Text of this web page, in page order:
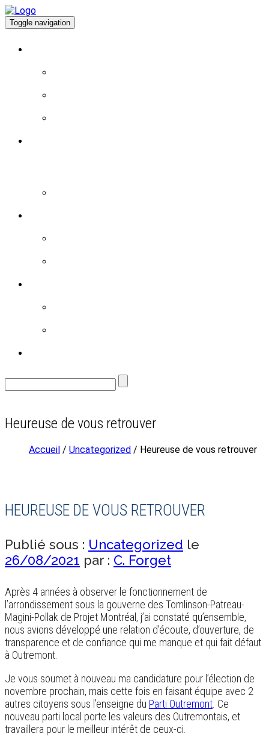
Toggle navigation
Heureuse de vous retrouver
Accueil / Uncategorized / Heureuse de vous retrouver
HEUREUSE DE VOUS RETROUVER
Publié sous : Uncategorized le
26/08/2021 par : C. Forget
Après 4 années à observer le fonctionnement de
l’arrondissement sous la gouverne des Tomlinson-Patreau-
Magini-Pollak de Projet Montréal, j’ai constaté qu’ensemble,
nous avions développé une relation d’écoute, d’ouverture, de
transparence et de confiance qui me manque et qui fait défaut
à Outremont.
Je vous soumet à nouveau ma candidature pour l’élection de
novembre prochain, mais cette fois en faisant équipe avec 2
autres citoyens sous l’enseigne du Parti Outremont. Ce
nouveau parti local porte les valeurs des Outremontais, et
travaillera pour le meilleur intérêt de ceux-ci.